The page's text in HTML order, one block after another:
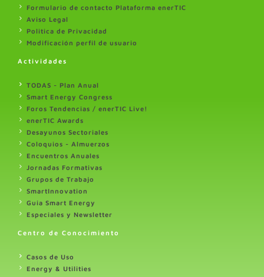
Formulario de contacto Plataforma enerTIC
Aviso Legal
Politica de Privacidad
Modificación perfil de usuario
Actividades
TODAS - Plan Anual
Smart Energy Congress
Foros Tendencias / enerTIC Live!
enerTIC Awards
Desayunos Sectoriales
Coloquios - Almuerzos
Encuentros Anuales
Jornadas Formativas
Grupos de Trabajo
SmartInnovation
Guia Smart Energy
Especiales y Newsletter
Centro de Conocimiento
Casos de Uso
Energy & Utilities